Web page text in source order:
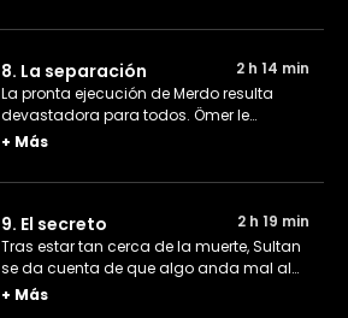
Raziye deciden separarlos por su bien.
8. La separación
2 h 14 min
La pronta ejecución de Merdo resulta
devastadora para todos. Ömer le
declara la guerra a Latif. Celal, luego de
cuna, va tras Asiye y Naile para desvelar
+ Más
9. El secreto
2 h 19 min
Tras estar tan cerca de la muerte, Sultan
se da cuenta de que algo anda mal al
volver y no ver a Ömer a su lado. Celal
+ Más